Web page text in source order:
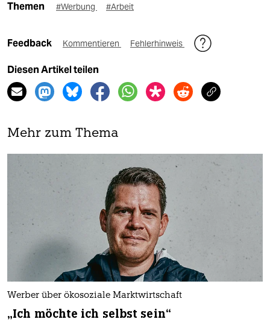
Themen #Werbung #Arbeit
Feedback Kommentieren Fehlerhinweis
Diesen Artikel teilen
Mehr zum Thema
Werber über ökosoziale Marktwirtschaft
„Ich möchte ich selbst sein“